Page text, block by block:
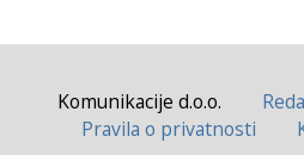
Komunikacije d.o.o.
Pravila o privatnosti